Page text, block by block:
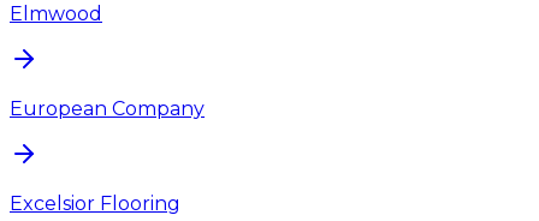
Elmwood
European Company
Excelsior Flooring